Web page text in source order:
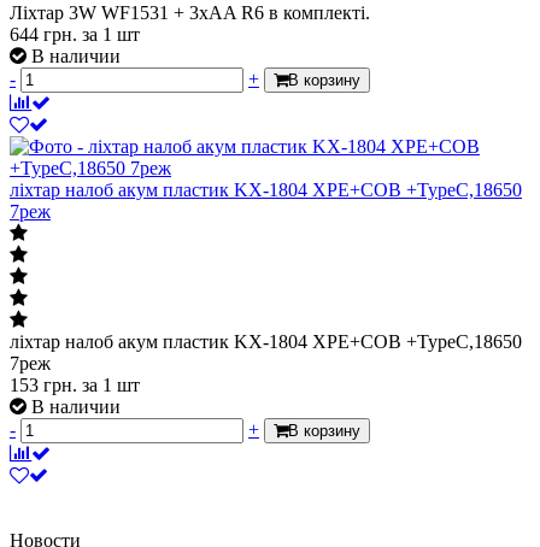
Ліхтар 3W WF1531 + 3xAA R6 в комплекті.
644 грн. за 1 шт
В наличии
-
+ В корзину
ліхтар налоб акум пластик KX-1804 XPE+COB +TypeC,18650
7реж
ліхтар налоб акум пластик KX-1804 XPE+COB +TypeC,18650
7реж
153 грн. за 1 шт
В наличии
-
+ В корзину
Новости